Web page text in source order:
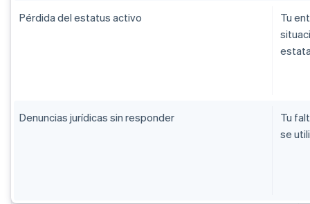
Pérdida del estatus activo
Tu
Denuncias jurídicas sin responder
Tu
se